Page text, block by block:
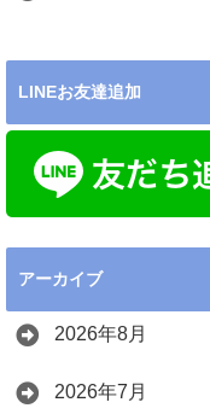
LINEお友達追加
アーカイブ
2026年8月
2026年7月